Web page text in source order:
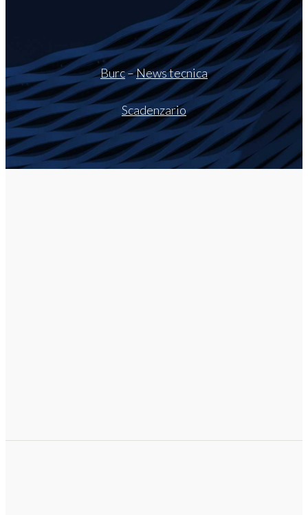
Burc–News tecnica
Scadenzario